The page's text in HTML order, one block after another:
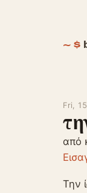
Fri,
από
Την